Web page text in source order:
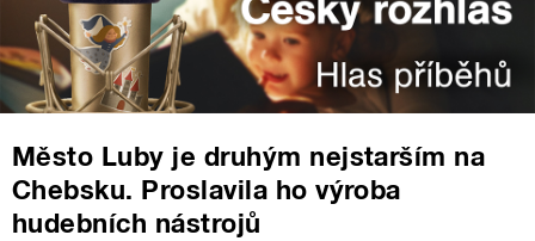
Město Luby je druhým nejstarším na
Chebsku. Proslavila ho výroba
hudebních nástrojů